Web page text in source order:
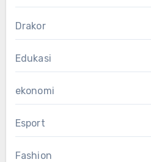
Drakor
Edukasi
ekonomi
Esport
Fashion